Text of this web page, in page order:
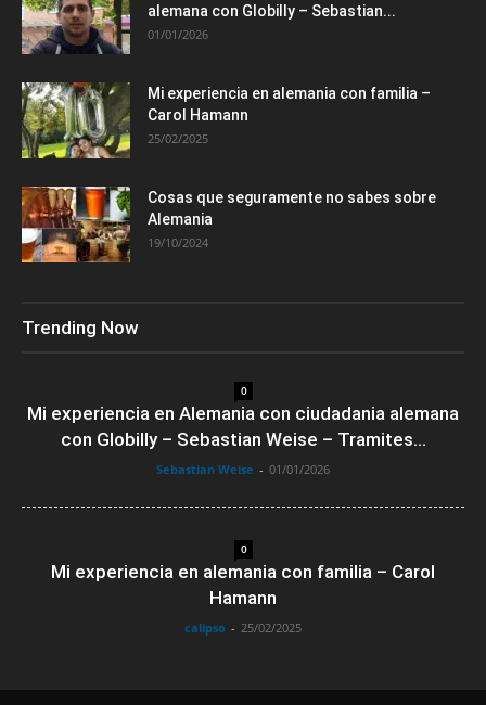
alemana con Globilly – Sebastian...
01/01/2026
Mi experiencia en alemania con familia –
Carol Hamann
25/02/2025
Cosas que seguramente no sabes sobre
Alemania
19/10/2024
Trending Now
0
Mi experiencia en Alemania con ciudadania alemana
con Globilly – Sebastian Weise – Tramites...
Sebastian Weise - 01/01/2026
0
Mi experiencia en alemania con familia – Carol
Hamann
calipso - 25/02/2025